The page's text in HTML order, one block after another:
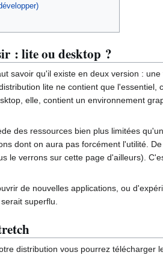
: lite ou desktop ?
savoir qu'il existe en deux version :
lite ne contient que
elle, contient un environnement
des ressources bien plus limitées
dont on aura pas forcément l'utilité.
le verrons sur cette page d'ailleurs).
de nouvelles applications, ou
superflu.
distribution vous pourrez télécharger